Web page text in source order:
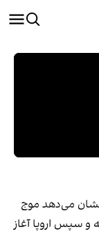
نشان می‌دهد موج
و سپس اروپا آغاز